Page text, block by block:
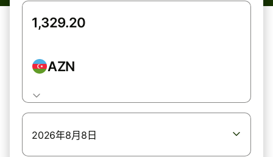
AZN
2026年8月8日